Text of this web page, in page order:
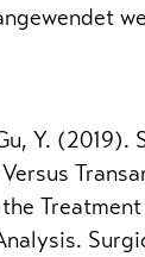
Y. (2019).